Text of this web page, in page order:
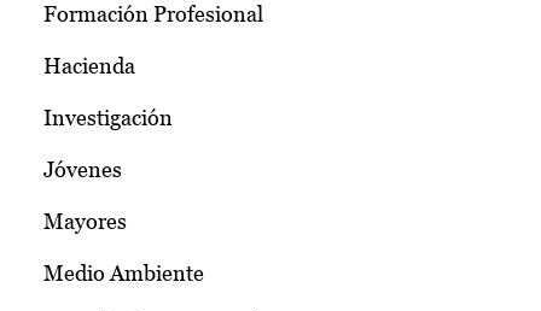
Formación Profesional
Hacienda
Investigación
Jóvenes
Mayores
Medio Ambiente